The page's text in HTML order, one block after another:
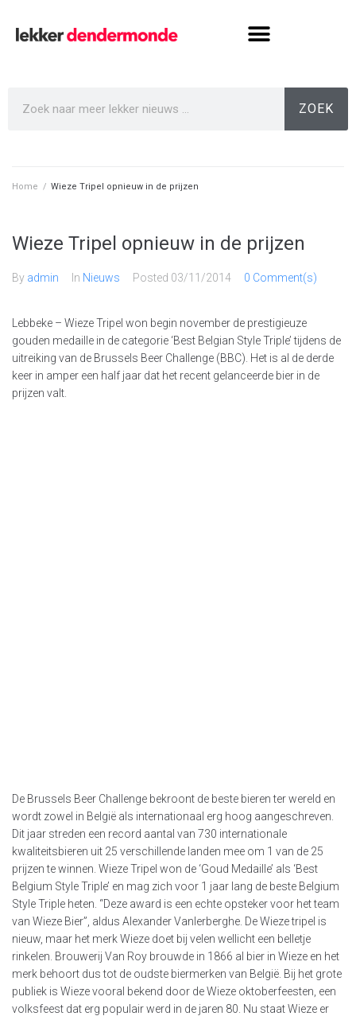
ZOEK
Home / Wieze Tripel opnieuw in de prijzen
Wieze Tripel opnieuw in de prijzen
By admin In Nieuws Posted 03/11/2014 0 Comment(s)
Lebbeke – Wieze Tripel won begin november de prestigieuze
gouden medaille in de categorie ‘Best Belgian Style Triple’ tijdens de
uitreiking van de Brussels Beer Challenge (BBC). Het is al de derde
keer in amper een half jaar dat het recent gelanceerde bier in de
prijzen valt.
De Brussels Beer Challenge bekroont de beste bieren ter wereld en
wordt zowel in België als internationaal erg hoog aangeschreven.
Dit jaar streden een record aantal van 730 internationale
kwaliteitsbieren uit 25 verschillende landen mee om 1 van de 25
prijzen te winnen. Wieze Tripel won de ‘Goud Medaille’ als ‘Best
Belgium Style Triple’ en mag zich voor 1 jaar lang de beste Belgium
Style Triple heten. “Deze award is een echte opsteker voor het team
van Wieze Bier”, aldus Alexander Vanlerberghe. De Wieze tripel is
nieuw, maar het merk Wieze doet bij velen wellicht een belletje
rinkelen. Brouwerij Van Roy brouwde in 1866 al bier in Wieze en het
merk behoort dus tot de oudste biermerken van België. Bij het grote
publiek is Wieze vooral bekend door de Wieze oktoberfeesten, een
volksfeest dat erg populair werd in de jaren 80. Nu staat Wieze er